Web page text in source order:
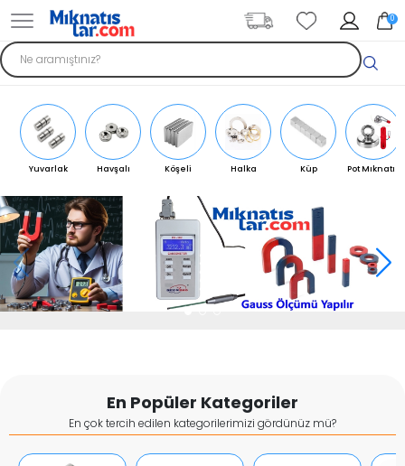
0
Yuvarlak
Havşalı
Köşeli
Halka
Küp
Pot Mıknatıs
En Popüler Kategoriler
En çok tercih edilen kategorilerimizi gördünüz mü?